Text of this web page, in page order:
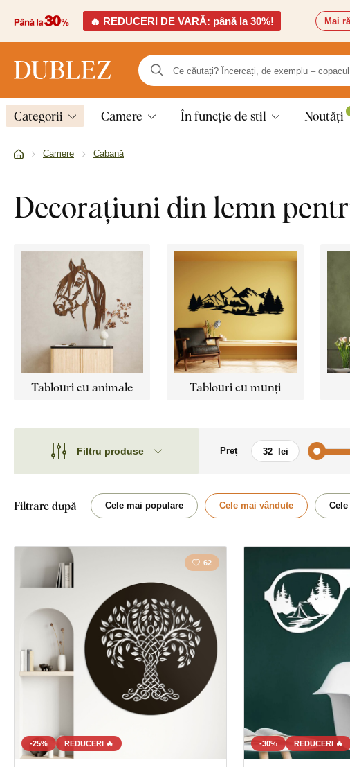
🔥 REDUCERI DE VARĂ: până la 30%! Mai
Categorii Camere În funcție de stil Noutăți
Camere Cabană
Decorațiuni din lemn
Tablouri cu animale Tablouri cu munți
Filtru produse
Motiv
Locație
Orientare
Decor
Culoare
Tehnologia producției
Preț
Motiv
Mașină / Motocicletă
Fluturi
Filtrare după Cele mai populare Cele mai vândute
-25% REDUCERI 🔥
62
-30% REDUCERI 🔥